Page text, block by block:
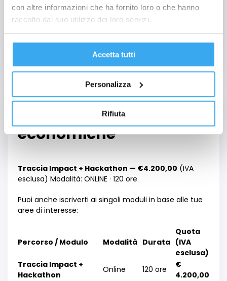
con altre informazioni che ha fornito loro o che hanno
raccolto dal suo utilizzo dei loro servizi.
Accetta tutti
Personalizza
Rifiuta
Ti offriamo un servizio di Consulenza di Carriera e
Placement basato sull’analisi del tuo CV e dei tuoi
punti di forza, con seminari gratuiti su personal
branding e self marketing. Su richiesta, inviamo il tuo
CV alle aziende del nostro network professionale.
Costi e agevolazioni
economiche
Traccia Impact + Hackathon — €4.200,00 (IVA
esclusa) Modalità: ONLINE · 120 ore
Puoi anche iscriverti ai singoli moduli in base alle tue
aree di interesse:
Percorso / Modulo Modalità Durata
Quota
(IVA
esclusa)
Traccia Impact +
Hackathon
Online 120 ore
€
4.200,00